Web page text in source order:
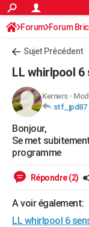
ACTUALITÉS
Politique
Société
Faits Divers
Education
Monde
Villes
+
FINANCE
Retraite
Impôts
Epargne
Immobilier
Risques naturels par
Banque
Assurance
Crédit
AUTO
Essais
Réserver un essai
Citadines
Berlines
SUV
Forum auto
+HIGH-TECH
Mobiles
Meilleur smartphone
Internet
Ordinateurs
Jeux vidéo
Guide high-tech
+
Forum
Aménagement
Extérieur
Cuisine
Salle de bains
Jardinage
Rangement
WEEK-END
Guides de France
Escapades
Patrimoine
Expositions
Musées
Week-end nature
+LIFESTYLE
Forum Forum
Sujet Précédent
LL whirlpool 6
Kerners-
stf_jpd87
Bonjour,
Se met
programme
Répondre (2)
A voir également:
LL whirlpool 6